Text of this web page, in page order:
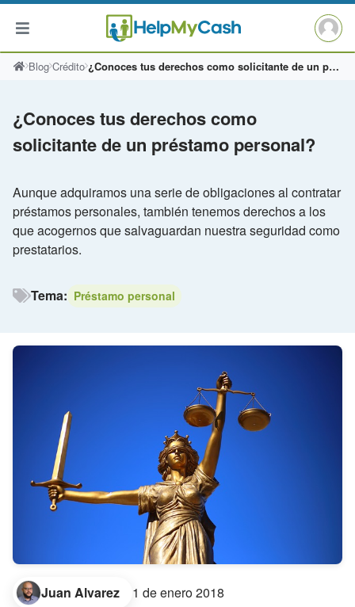
SaltarBlog Crédito ¿Conoces tus derechos como solicitante de un préstamo personal?
¿Conoces tus derechos como
solicitante de un préstamo personal?
Aunque adquiramos una serie de obligaciones al contratar
préstamos personales, también tenemos derechos a los
que acogernos que salvaguardan nuestra seguridad como
prestatarios.
Tema: Préstamo personal
Juan Alvarez 1 de enero 2018